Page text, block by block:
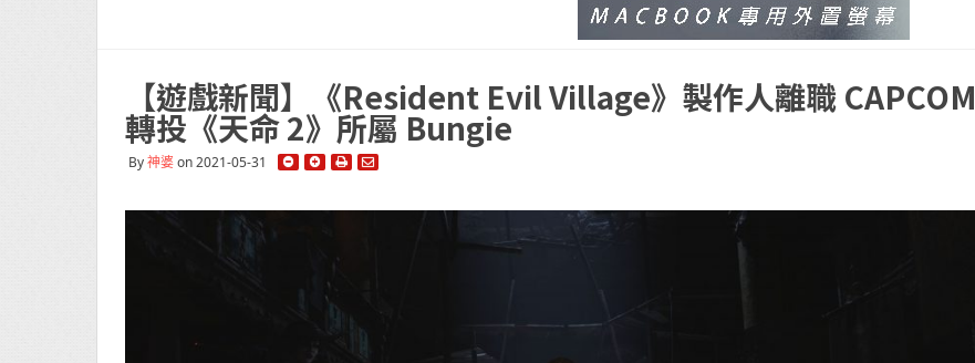
【遊戲新聞】《Resident Evil Village》製作人離職 CAPCOM
轉投《天命 2》所屬 Bungie
By神婆on 2021-05-31